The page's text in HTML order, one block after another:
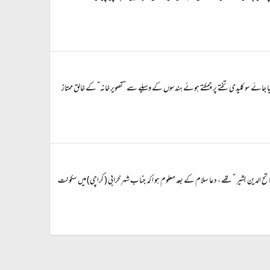
سو کلیدی تختے پر چمکتے ہوئے ہندسوں کے وسیلے سے ”تصویر خانہ“ کے خالق ممتاز
استوار کیا تو دوسری جناب ” فاتح الدین بشیر “ تھے ، دعا سلام کے بعد معلوم ہو ا کہ جناب شہرِ خرابی ( کراچی) میں سکونت